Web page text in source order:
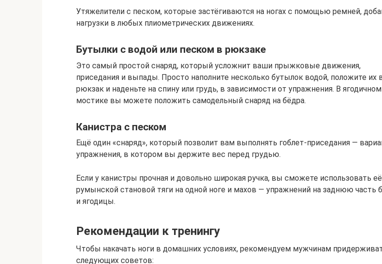
Утяжелители с песком, которые застёгиваются на ногах с помощью ремней,
нагрузки в любых плиометрических движениях.
Бутылки с водой или песком в рюкзаке
Это самый простой снаряд, который усложнит ваши прыжковые движения,
приседания и выпады. Просто наполните несколько бутылок водой, положите их
рюкзак и наденьте на спину или грудь, в зависимости от упражнения. В ягодичном
мостике вы можете положить самодельный снаряд на бёдра.
Канистра с песком
Ещё один «снаряд», который позволит вам выполнять гоблет‑приседания —
упражнения, в котором вы держите вес перед грудью.
Если у канистры прочная и довольно широкая ручка, вы сможете использовать
румынской становой тяги на одной ноге и махов — упражнений на заднюю часть
и ягодицы.
Рекомендации к тренингу
Чтобы накачать ноги в домашних условиях, рекомендуем мужчинам
следующих советов: